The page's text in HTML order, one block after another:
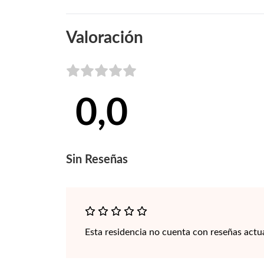
Valoración
0,0
Sin Reseñas
Esta residencia no cuenta con reseñas